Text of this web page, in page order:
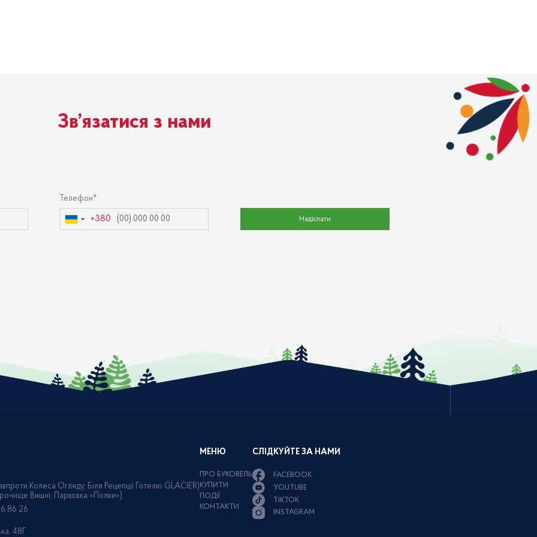
Зв’язатися з нами
Україна
+380
+380
Телефон*
Надіслати
Колеса Огляду, Біля Рецепції Готелю GLACIER)
Вишні, Парковка «Полки»)
86 26
48Г
МЕНЮ
ПРО БУКОВЕЛЬ
КУПИТИ
ПОДІЇ
КОНТАКТИ
СЛІДКУЙТЕ ЗА НАМИ
FACEBOOK
YOUTUBE
TIKTOK
INSTAGRAM